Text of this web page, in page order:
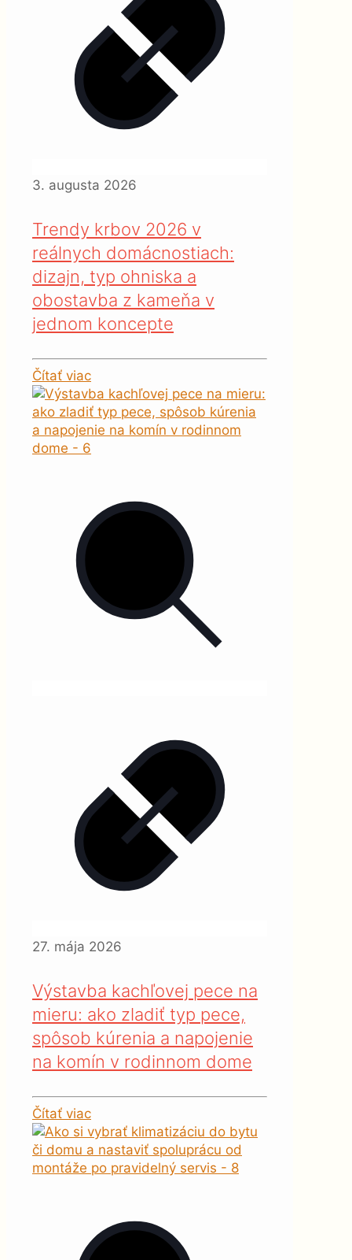
3. augusta 2026
Trendy krbov 2026 v
reálnych domácnostiach:
dizajn, typ ohniska a
obostavba z kameňa v
jednom koncepte
Čítať viac
27. mája 2026
Výstavba kachľovej pece na
mieru: ako zladiť typ pece,
spôsob kúrenia a napojenie
na komín v rodinnom dome
Čítať viac